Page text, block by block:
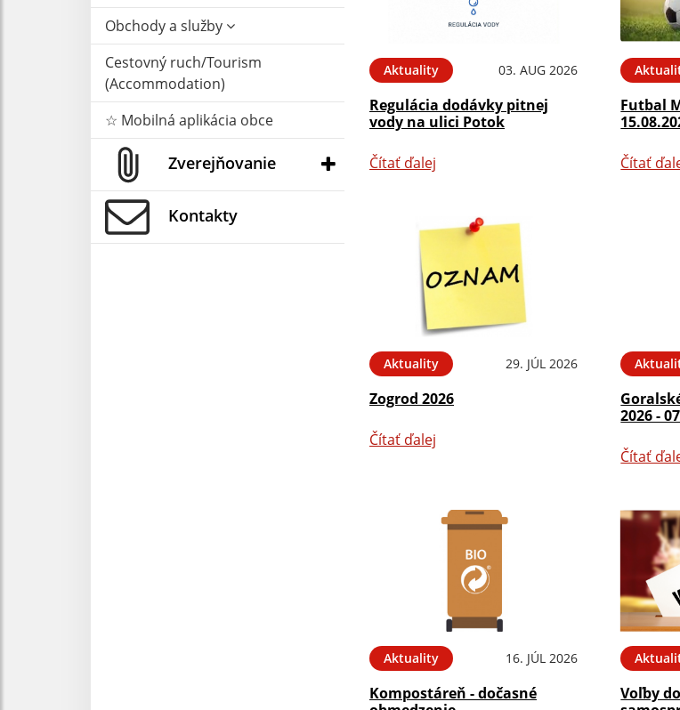
Obchody a služby
Cestovný ruch/Tourism
(Accommodation)
☆ Mobilná aplikácia obce
Zverejňovanie
Kontakty
Aktuality 03. AUG 2026
Regulácia dodávky pitnej
vody na ulici Potok
Čítať ďalej
Futbal
Čítať
Aktuality 29. JÚL 2026
Zogrod 2026
Čítať ďalej
2026 -
Čítať
Aktuality 16. JÚL 2026
Kompostáreň - dočasné
Voľby